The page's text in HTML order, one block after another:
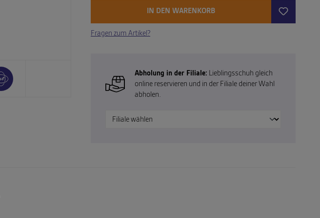
IN DEN WARENKORB
Fragen zum Artikel?
Abholung in der Filiale: Lieblingsschuh gleich
online reservieren und in der Filiale deiner Wahl
abholen.